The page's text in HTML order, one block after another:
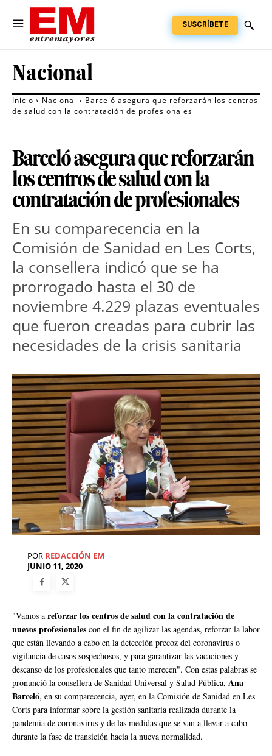
SUSCRÍBETE
Nacional
Inicio Nacional
Barceló asegura que reforzarán los centros
de salud con la contratación de profesionales
Barceló asegura que reforzarán
los centros de salud con la
contratación de profesionales
En su comparecencia en la
Comisión de Sanidad en Les Corts,
la consellera indicó que se ha
prorrogado hasta el 30 de
noviembre 4.229 plazas eventuales
que fueron creadas para cubrir las
necesidades de la crisis sanitaria
POR REDACCIÓN EM
JUNIO 11, 2020
"Vamos a reforzar los centros de salud con la contratación de
nuevos profesionales con el fin de agilizar las agendas, reforzar la labor
que están llevando a cabo en la detección precoz del coronavirus o
vigilancia de casos sospechosos, y para garantizar las vacaciones y
descanso de los profesionales que tanto merecen". Con estas palabras se
pronunció la consellera de Sanidad Universal y Salud Pública, Ana
Barceló, en su comparecencia, ayer, en la Comisión de Sanidad en Les
Corts para informar sobre la gestión sanitaria realizada durante la
pandemia de coronavirus y de las medidas que se van a llevar a cabo
durante la fase de transición hacia la nueva normalidad.